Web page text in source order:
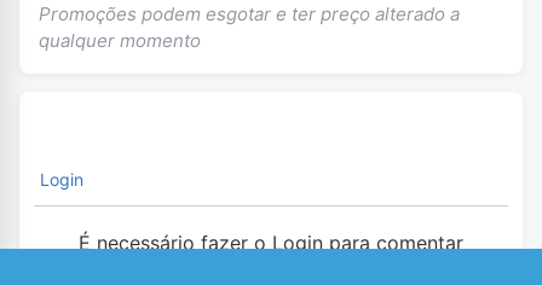
Promoções podem esgotar e ter preço alterado a
qualquer momento
Login
É necessário fazer o Login para comentar